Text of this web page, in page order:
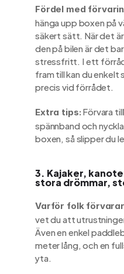
Fördel med
hänga upp boxen på
säkert sätt. När det
den på bilen är det
stressfritt. I ett förråd
fram till kan du
precis vid förrådet.
Extra tips: Förvara
spännband och
boxen, så slipper du
3. Kajaker,
stora drömmar,
Varför folk
vet du att
Även en enkel
meter lång, och en
yta.